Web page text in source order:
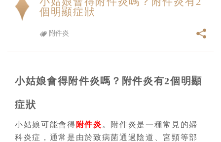
個明顯症狀
附件炎
小姑娘會得附件炎嗎？附件炎有2個明顯
症狀
小姑娘可能會得 附件炎 。附件炎是一種常見的婦
科炎症，通常是由於致病菌通過陰道、宮頸等部